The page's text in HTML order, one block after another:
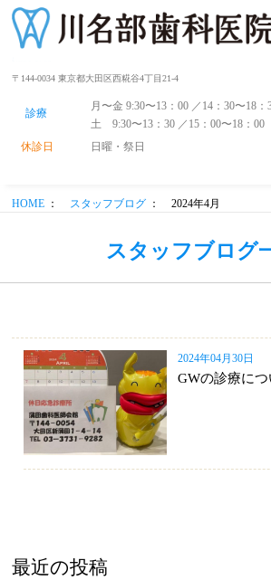
〒144-0034 東京都大田区西糀谷4丁目21-4
診療
月〜金 9:30〜13：00 ／14：30〜18：
土 9:30〜13：30 ／15：00〜18：00
休診日
日曜・祭日
HOME ： スタッフブログ ： 2024年4月
スタッフブログ
2024年04月30日
GWの診療につ
最近の投稿